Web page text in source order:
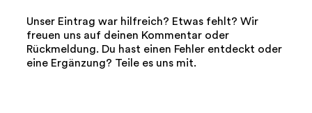
Unser Eintrag war hilfreich? Etwas fehlt? Wir
freuen uns auf deinen Kommentar oder
Rückmeldung. Du hast einen Fehler entdeckt oder
eine Ergänzung? Teile es uns mit.